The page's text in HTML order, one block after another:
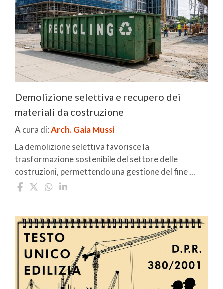
Demolizione selettiva e recupero dei
materiali da costruzione
A cura di:Arch. Gaia Mussi
La demolizione selettiva favorisce la
trasformazione sostenibile del settore delle
costruzioni, permettendo una gestione del fine ...